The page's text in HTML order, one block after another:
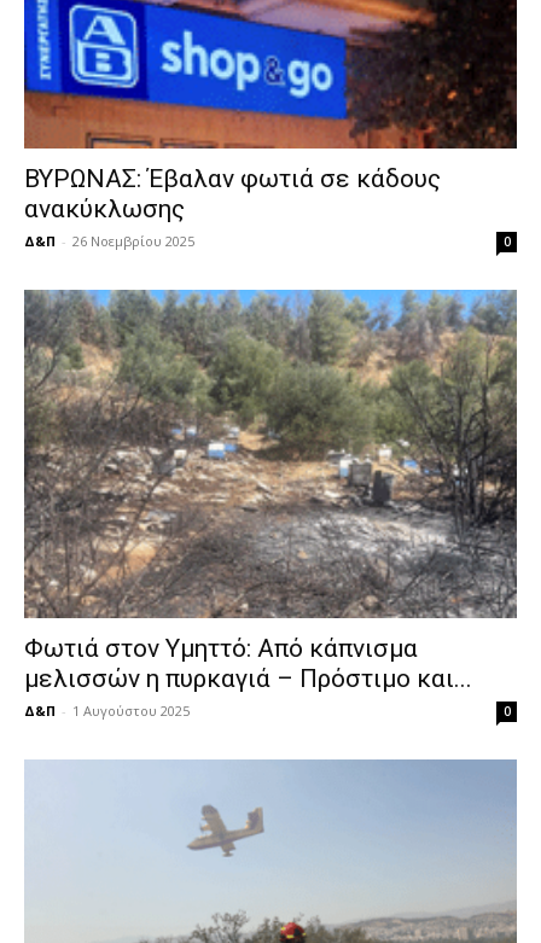
ΒΥΡΩΝΑΣ: Έβαλαν φωτιά σε κάδους
ανακύκλωσης
Δ&Π - 26 Νοεμβρίου 2025 0
Φωτιά στον Υμηττό: Από κάπνισμα
μελισσών η πυρκαγιά – Πρόστιμο και...
Δ&Π - 1 Αυγούστου 2025 0